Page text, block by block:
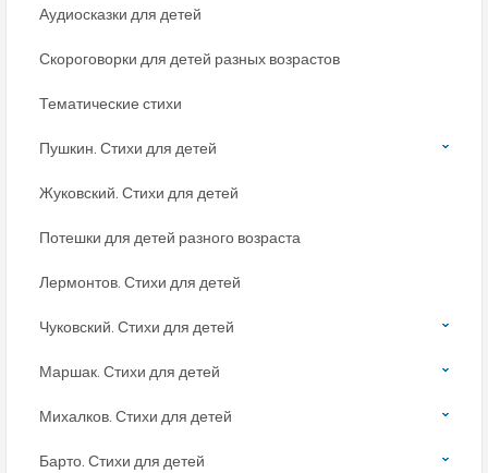
Аудиосказки для детей
Скороговорки для детей разных возрастов
Тематические стихи
Пушкин. Стихи для детей
Жуковский. Стихи для детей
Потешки для детей разного возраста
Лермонтов. Стихи для детей
Чуковский. Стихи для детей
Маршак. Стихи для детей
Михалков. Стихи для детей
Барто. Стихи для детей